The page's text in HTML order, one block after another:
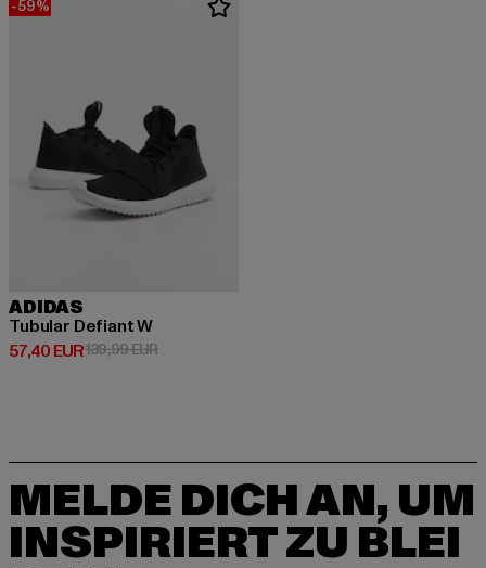
-59%
ADIDAS
Tubular Defiant W
57,40 EUR
Derzeitiger Preis: 57,40 EUR
139,99 EURAktionspreis: 139,99 EUR
MELDE DICH AN, UM
INSPIRIERT ZU BLEI